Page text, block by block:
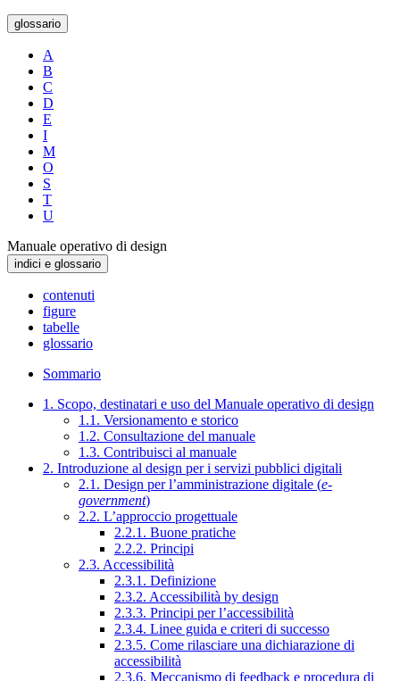
glossario
A
B
C
D
E
I
M
O
S
T
U
Manuale operativo di design
indici e glossario
contenuti
figure
tabelle
glossario
Sommario
1. Scopo, destinatari e uso del Manuale operativo di design
1.1. Versionamento e storico
1.2. Consultazione del manuale
1.3. Contribuisci al manuale
2. Introduzione al design per i servizi pubblici digitali
2.1. Design per l’amministrazione digitale (e-
government)
2.2. L’approccio progettuale
2.2.1. Buone pratiche
2.2.2. Principi
2.3. Accessibilità
2.3.1. Definizione
2.3.2. Accessibilità by design
2.3.3. Principi per l’accessibilità
2.3.4. Linee guida e criteri di successo
2.3.5. Come rilasciare una dichiarazione di
accessibilità
2.3.6. Meccanismo di feedback e procedura di